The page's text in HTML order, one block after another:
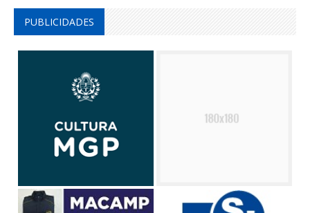
PUBLICIDADES